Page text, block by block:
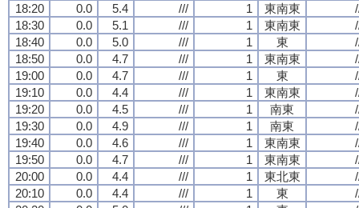
18:20
0.0 5.4 /// 1 東南東
18:30
0.0 5.1 /// 1 東南東
18:40
0.0 5.0 /// 1 東
18:50
0.0 4.7 /// 1 東南東
19:00
0.0 4.7 /// 1 東
19:10
0.0 4.4 /// 1 東南東
19:20
0.0 4.5 /// 1 南東
19:30
0.0 4.9 /// 1 南東
19:40
0.0 4.6 /// 1 東南東
19:50
0.0 4.7 /// 1 東南東
20:00
0.0 4.4 /// 1 東北東
20:10
0.0 4.4 /// 1 東